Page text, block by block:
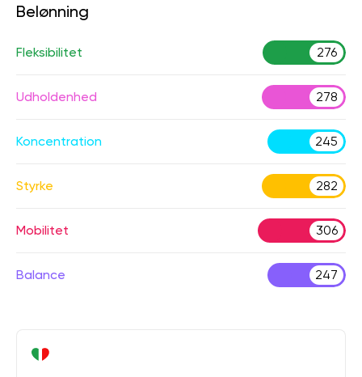
Belønning
Fleksibilitet 276
Udholdenhed 278
Koncentration 245
Styrke 282
Mobilitet 306
Balance 247